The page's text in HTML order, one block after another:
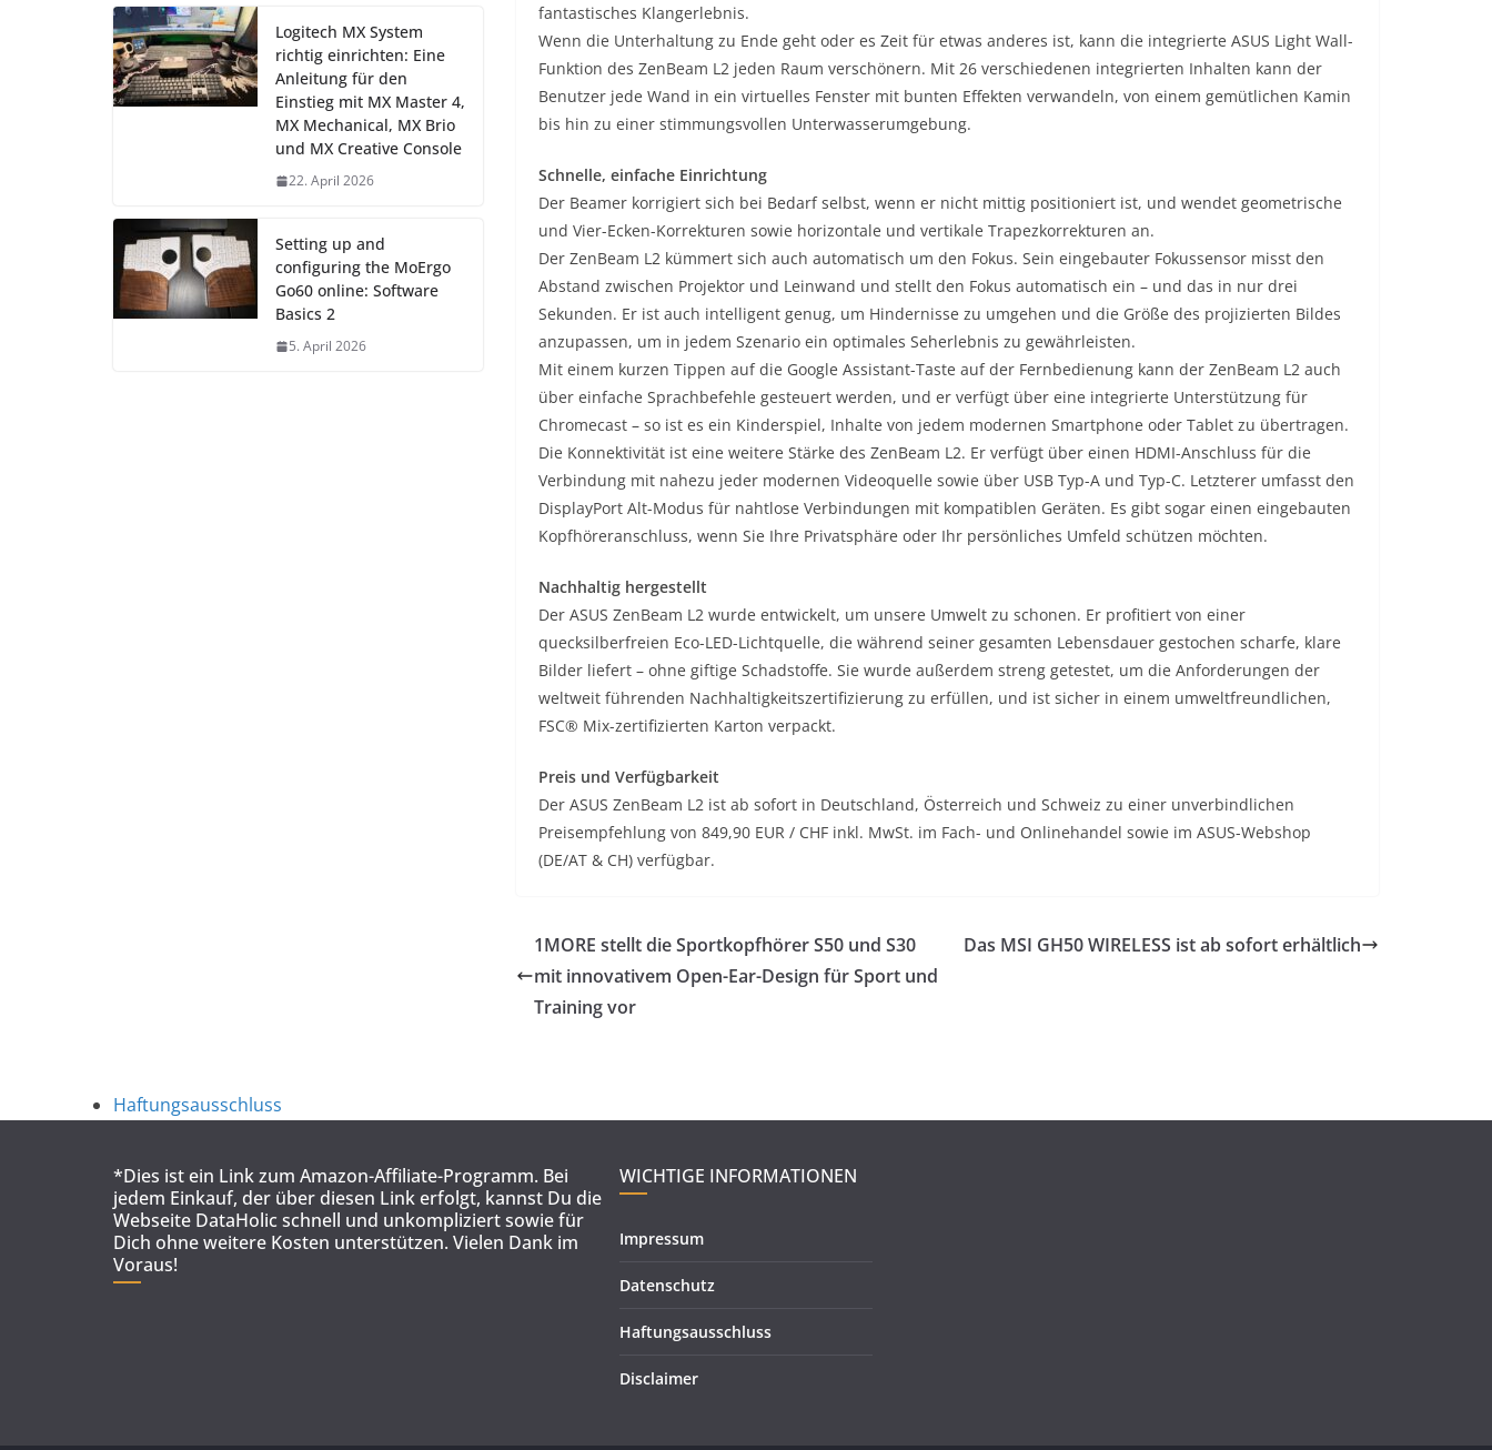
fantastisches Klangerlebnis.
Wenn die Unterhaltung zu Ende geht oder es Zeit für etwas anderes ist, kann die integrierte ASUS Light Wall-
Funktion des ZenBeam L2 jeden Raum verschönern. Mit 26 verschiedenen integrierten Inhalten kann der
Benutzer jede Wand in ein virtuelles Fenster mit bunten Effekten verwandeln, von einem gemütlichen Kamin
bis hin zu einer stimmungsvollen Unterwasserumgebung.
Schnelle, einfache Einrichtung
Der Beamer korrigiert sich bei Bedarf selbst, wenn er nicht mittig positioniert ist, und wendet geometrische
und Vier-Ecken-Korrekturen sowie horizontale und vertikale Trapezkorrekturen an.
Der ZenBeam L2 kümmert sich auch automatisch um den Fokus. Sein eingebauter Fokussensor misst den
Abstand zwischen Projektor und Leinwand und stellt den Fokus automatisch ein – und das in nur drei
Sekunden. Er ist auch intelligent genug, um Hindernisse zu umgehen und die Größe des projizierten Bildes
anzupassen, um in jedem Szenario ein optimales Seherlebnis zu gewährleisten.
Mit einem kurzen Tippen auf die Google Assistant-Taste auf der Fernbedienung kann der ZenBeam L2 auch
über einfache Sprachbefehle gesteuert werden, und er verfügt über eine integrierte Unterstützung für
Chromecast – so ist es ein Kinderspiel, Inhalte von jedem modernen Smartphone oder Tablet zu übertragen.
Die Konnektivität ist eine weitere Stärke des ZenBeam L2. Er verfügt über einen HDMI-Anschluss für die
Verbindung mit nahezu jeder modernen Videoquelle sowie über USB Typ-A und Typ-C. Letzterer umfasst den
DisplayPort Alt-Modus für nahtlose Verbindungen mit kompatiblen Geräten. Es gibt sogar einen eingebauten
Kopfhöreranschluss, wenn Sie Ihre Privatsphäre oder Ihr persönliches Umfeld schützen möchten.
Nachhaltig hergestellt
Der ASUS ZenBeam L2 wurde entwickelt, um unsere Umwelt zu schonen. Er profitiert von einer
quecksilberfreien Eco-LED-Lichtquelle, die während seiner gesamten Lebensdauer gestochen scharfe, klare
Bilder liefert – ohne giftige Schadstoffe. Sie wurde außerdem streng getestet, um die Anforderungen der
weltweit führenden Nachhaltigkeitszertifizierung zu erfüllen, und ist sicher in einem umweltfreundlichen,
FSC® Mix-zertifizierten Karton verpackt.
Preis und Verfügbarkeit
Der ASUS ZenBeam L2 ist ab sofort in Deutschland, Österreich und Schweiz zu einer unverbindlichen
Preisempfehlung von 849,90 EUR / CHF inkl. MwSt. im Fach- und Onlinehandel sowie im ASUS-Webshop
(DE/AT & CH) verfügbar.
1MORE stellt die Sportkopfhörer S50 und S30
mit innovativem Open-Ear-Design für Sport und
Training vor
Das MSI GH50 WIRELESS ist ab sofort erhältlich
Logitech MX System
richtig einrichten: Eine
Anleitung für den
Einstieg mit MX Master 4,
MX Mechanical, MX Brio
und MX Creative Console
22. April 2026
Setting up and
configuring the MoErgo
Go60 online: Software
Basics 2
5. April 2026
Haftungsausschluss
*Dies ist ein Link zum Amazon-Affiliate-Programm. Bei
jedem Einkauf, der über diesen Link erfolgt, kannst Du die
Webseite DataHolic schnell und unkompliziert sowie für
Dich ohne weitere Kosten unterstützen. Vielen Dank im
Voraus!
WICHTIGE INFORMATIONEN
Impressum
Datenschutz
Haftungsausschluss
Disclaimer